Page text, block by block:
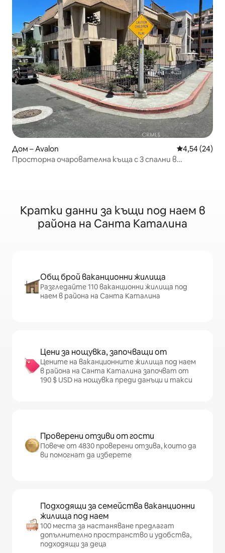
Дом – Avalon Средна
4,54 (24)
Просторна очарователна къща с 3 спални в
Кратки данни за къщи под наем в
района на Санта Каталина
Общ брой ваканционни жилища
Разгледайте 110 ваканционни жилища под
наем в района на Санта Каталина
Цени за нощувка, започващи от
Цените на ваканционните жилища под наем
в района на Санта Каталина започват от
190 $ USD на нощувка преди данъци и такси
Проверени отзиви от гости
Повече от 4830 проверени отзива, които да
ви помогнат да изберете
Подходящи за семейства ваканционни
жилища под наем
100 места за настаняване предлагат
допълнително пространство и удобства,
подходящи за деца